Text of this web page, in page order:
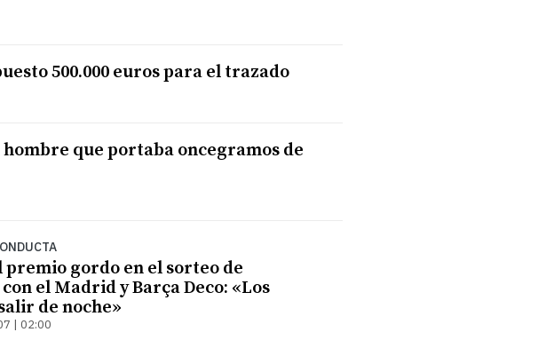
500.000 euros para el trazado
que portaba oncegramos de
gordo en el sorteo de
el Madrid y Barça Deco: «Los
de noche»
| 02:00